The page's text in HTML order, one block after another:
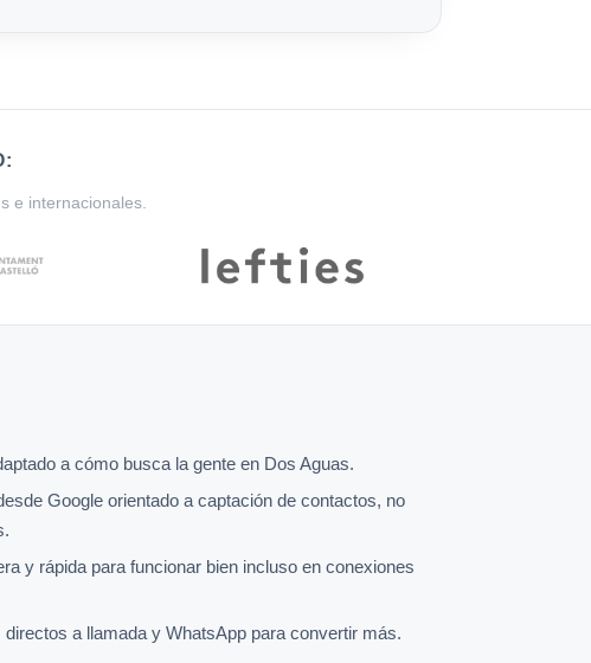
e internacionales.
a cómo busca la gente en Dos Aguas.
Google orientado a captación de contactos, no
y rápida para funcionar bien incluso en conexiones
a llamada y WhatsApp para convertir más.